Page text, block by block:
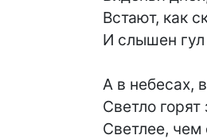
Встают, как
И слышен гул
А в небесах,
Светло
Светлее, чем